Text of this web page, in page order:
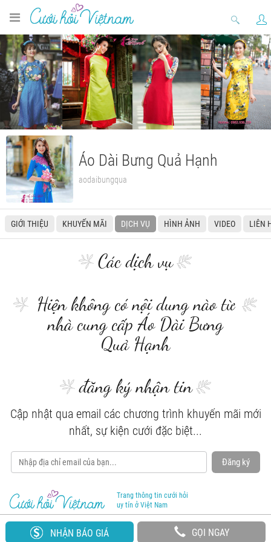
Áo Dài Bưng Quả Hạnh
aodaibungqua
GIỚI THIỆU KHUYẾN MÃI DỊCH VỤ HÌNH ẢNH VIDEO LIÊN
Các dịch vụ
Hiện không có nội dung nào từ
nhà cung cấp Áo Dài Bưng
Quả Hạnh
đăng ký nhận tin
Cập nhật qua email các chương trình khuyến mãi mới
nhất, sự kiện cưới đặc biệt...
Đăng ký
NHẬN BÁO GIÁ GỌI NGAY
Trang thông tin cưới hỏi
uy tín ở Việt Nam